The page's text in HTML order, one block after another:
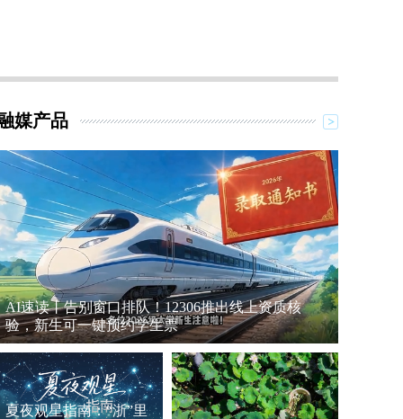
媒产品
AI速读丨告别窗口排队！12306推出线上资质核
验，新生可一键预约学生票
夏夜观星指南：“浙”里